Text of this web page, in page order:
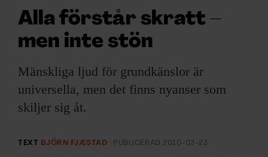
ÄMNEN
ARKIV & E-TIDNING
LYSSNA/PODD
EVENEMANG & RESOR
SHOP
Alla förstår skratt –
men inte stön
Mänskliga ljud för grundkänslor är
universella, men det finns nyanser som
skiljer sig åt.
TEXT BJÖRN FJÆSTAD PUBLICERAD 2010-03-23